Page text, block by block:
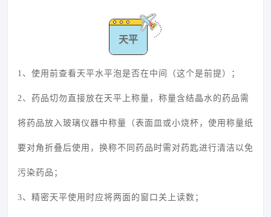
天平
1、使用前查看天平水平泡是否在中间（这个是前提）；
2、药品切勿直接放在天平上称量，称量含结晶水的药品需
将药品放入玻璃仪器中称量（表面皿或小烧杯，使用称量纸
要对角折叠后使用，换称不同药品时需对药匙进行清洁以免
污染药品；
3、精密天平使用时应将两面的窗口关上读数；